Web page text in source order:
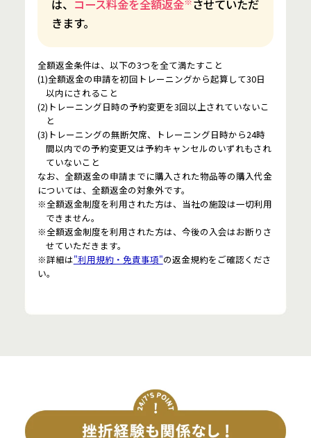
は、 コース料金を全額返金 させていただ
きます。
全額返金条件は、以下の3つを全て満たすこと
(1)全額返金の申請を初回トレーニングから起算して30日
以内にされること
(2)トレーニング日時の予約変更を3回以上されていないこ
と
(3)トレーニングの無断欠席、トレーニング日時から24時
間以内での予約変更又は予約キャンセルのいずれもされ
ていないこと
なお、全額返金の申請までに購入された物品等の購入代金
については、全額返金の対象外です。
※全額返金制度を利用された方は、当社の施設は一切利用
できません。
※全額返金制度を利用された方は、今後の入会はお断りさ
せていただきます。
※詳細は"利用規約・免責事項"の返金規約をご確認くださ
い。